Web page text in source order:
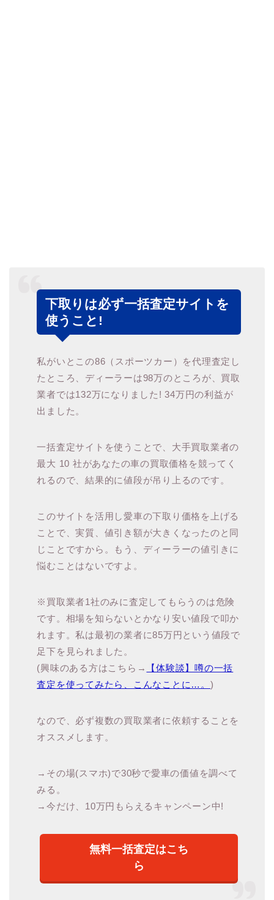
下取りは必ず一括査定サイトを
使うこと!
私がいとこの86（スポーツカー）を代理査定し
たところ、ディーラーは98万のところが、買取
業者では132万になりました! 34万円の利益が
出ました。
一括査定サイトを使うことで、大手買取業者の
最大 10 社があなたの車の買取価格を競ってく
れるので、結果的に値段が吊り上るのです。
このサイトを活用し愛車の下取り価格を上げる
ことで、実質、値引き額が大きくなったのと同
じことですから。もう、ディーラーの値引きに
悩むことはないですよ。
※買取業者1社のみに査定してもらうのは危険
です。相場を知らないとかなり安い値段で叩か
れます。私は最初の業者に85万円という値段で
足下を見られました。
(興味のある方はこちら→
【体験談】噂の一括
査定を使ってみたら、こんなことに…。 )
なので、必ず複数の買取業者に依頼することを
オススメします。
→その場(スマホ)で30秒で愛車の価値を調べて
みる。
→今だけ、10万円もらえるキャンペーン中!
無料一括査定はこち
ら